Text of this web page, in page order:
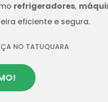
refrigeradores,
eficiente e segura.
NO TATUQUARA